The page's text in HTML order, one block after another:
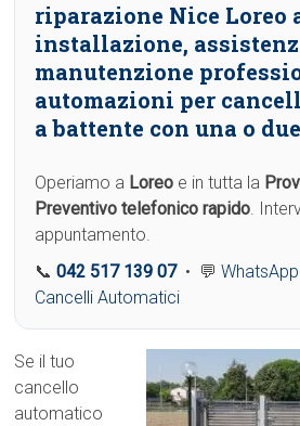
riparazione Nice Loreo
installazione,
manutenzione
automazioni per
a battente con una o
Operiamo a Loreo e in tutta la
Preventivo telefonico rapido.
appuntamento.
📞042 517 139 07• 💬WhatsApp
Cancelli Automatici
Se il tuo
cancello
automatico